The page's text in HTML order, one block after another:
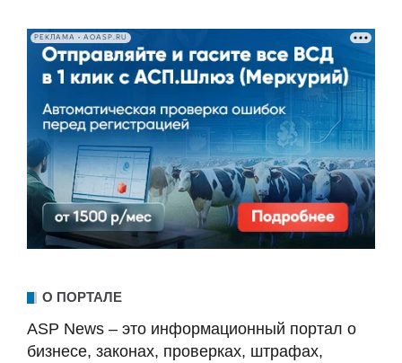
РЕКЛАМА • AOASP.RU
О ПОРТАЛЕ
ASP News – это информационный портал о
бизнесе, законах, проверках, штрафах,